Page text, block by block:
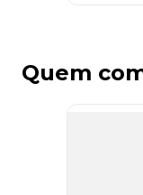
Quem